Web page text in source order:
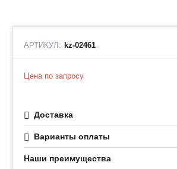
АРТИКУЛ: kz-02461
Цена по запросу
Доставка
Варианты оплаты
Наши преимущества